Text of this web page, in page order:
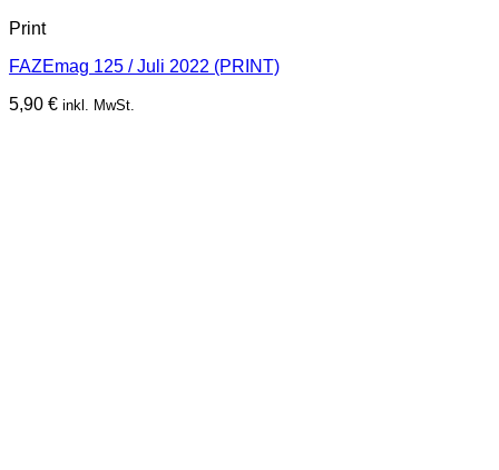
Print
FAZEmag 125 / Juli 2022 (PRINT)
5,90 € inkl. MwSt.